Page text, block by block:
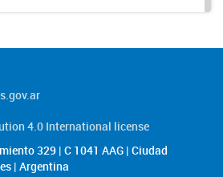
4.0 International license
329 | C 1041 AAG | Ciudad
| Argentina